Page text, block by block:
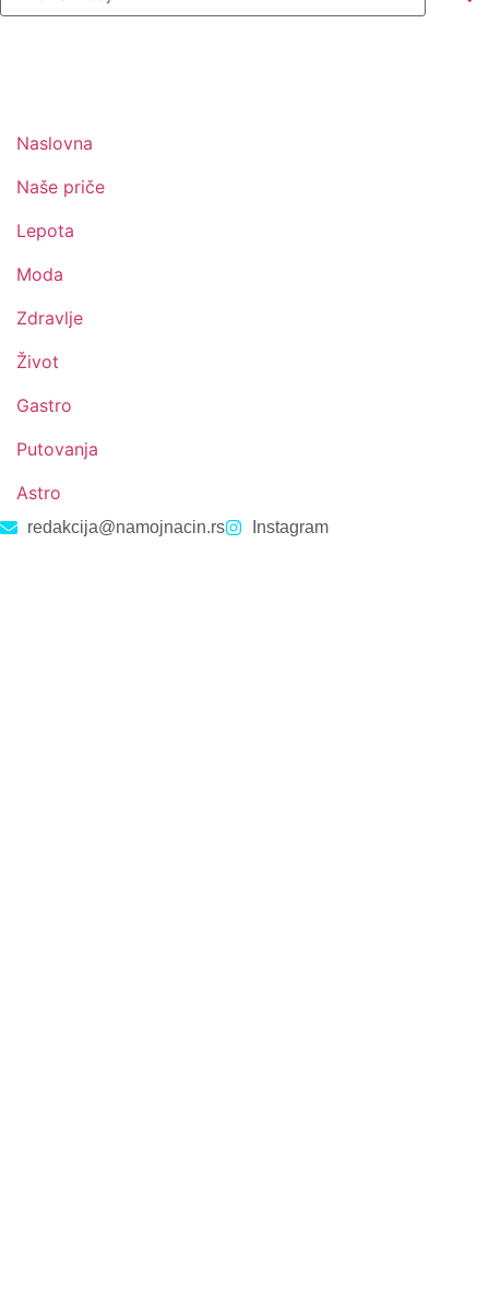
Naslovna
Naše priče
Lepota
Moda
Zdravlje
Život
Gastro
Putovanja
Astro
redakcija@namojnacin.rs Instagram